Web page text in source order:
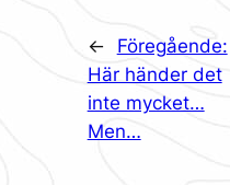
←
Föregående:
Här händer det
inte mycket…
Men…